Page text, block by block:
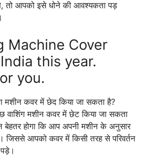
तो आपको इसे धोने की आवश्यकता पड़
Machine Cover
this year.
you.
मशीन कवर में छेद किया जा सकता है?
वाशिंग मशीन कवर में छेट किया जा सकता
बेहतर होगा कि आप अपनी मशीन के अनुसार
जिससे आपको कवर में किसी तरह से परिवर्तन